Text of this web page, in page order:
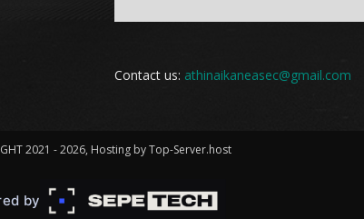
Contact us: athinaikaneasec@gmail.com
2021 - 2026, Hosting by Top-Server.host
by